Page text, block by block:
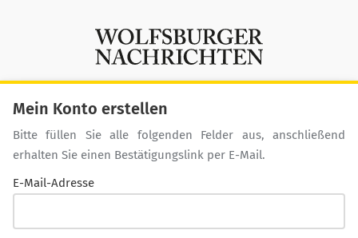
Mein Konto erstellen
Bitte füllen Sie alle folgenden Felder aus, anschließend
erhalten Sie einen Bestätigungslink per E-Mail.
E-Mail-Adresse